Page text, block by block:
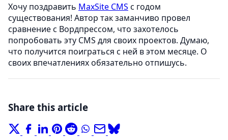
Хочу поздравить MaxSite CMS с годом
существования! Автор так заманчиво провел
сравнение с Вордпрессом, что захотелось
попробовать эту CMS для своих проектов. Думаю,
что получится поиграться с ней в этом месяце. О
своих впечатлениях обязательно отпишусь.
Share this article